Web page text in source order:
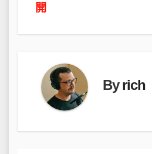
導
覽
開
Byrich